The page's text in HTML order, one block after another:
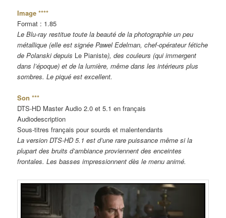
Image ****
Format : 1.85
Le Blu-ray restitue toute la beauté de la photographie un peu
métallique (elle est signée Pawel Edelman, chef-opérateur fétiche
de Polanski depuis Le Pianiste), des couleurs (qui immergent
dans l’époque) et de la lumière, même dans les intérieurs plus
sombres. Le piqué est excellent.
Son ***
DTS-HD Master Audio 2.0 et 5.1 en français
Audiodescription
Sous-titres français pour sourds et malentendants
La version DTS-HD 5.1 est d’une rare puissance même si la
plupart des bruits d’ambiance proviennent des enceintes
frontales. Les basses impressionnent dès le menu animé.